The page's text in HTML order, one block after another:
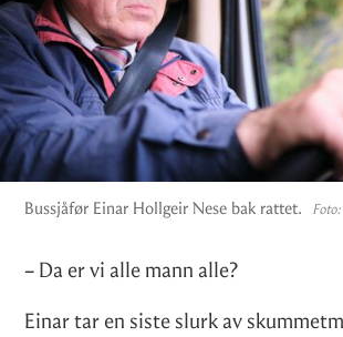
Bussjåfør Einar Hollgeir Nese bak rattet.
– Da er vi alle mann alle?
Einar tar en siste slurk av